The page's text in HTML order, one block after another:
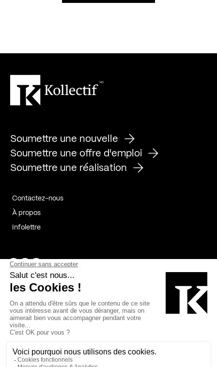
Soumettre une nouvelle
Soumettre une offre d'emploi
Soumettre une réalisation
Contactez-nous
À propos
Infolettre
Page Facebook de Kollectif
Page Instagram de Kollectif
Page Linkedin de Kollectif
Bâtiment-Durable-Québec-1
Esquisses-1IRAC-1
MP-1 v2com-1